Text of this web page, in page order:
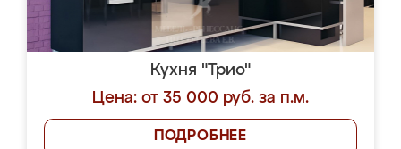
Кухня "Трио"
Цена: от 35 000 руб. за п.м.
ПОДРОБНЕЕ